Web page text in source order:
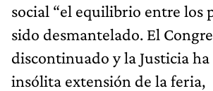
social “el equilibrio entre los
sido desmantelado. El
discontinuado y la Justicia
insólita extensión de la feria,